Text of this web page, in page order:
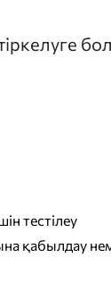
тестілеу
қабылдау